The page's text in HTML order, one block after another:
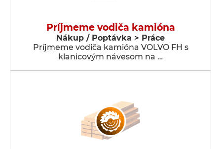
Príjmeme vodiča kamióna
Nákup / Poptávka > Práce
Príjmeme vodiča kamióna VOLVO FH s
klanicovým návesom na …